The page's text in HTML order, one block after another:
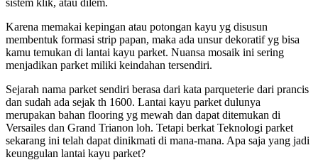
Karena memakai kepingan atau potongan kayu yg disusun
membentuk formasi strip papan, maka ada unsur dekoratif yg bisa
kamu temukan di lantai kayu parket. Nuansa mosaik ini sering
menjadikan parket miliki keindahan tersendiri.
Sejarah nama parket sendiri berasa dari kata parqueterie dari prancis
dan sudah ada sejak th 1600. Lantai kayu parket dulunya
merupakan bahan flooring yg mewah dan dapat ditemukan di
Versailes dan Grand Trianon loh. Tetapi berkat Teknologi parket
sekarang ini telah dapat dinikmati di mana-mana. Apa saja yang jadi
keunggulan lantai kayu parket?